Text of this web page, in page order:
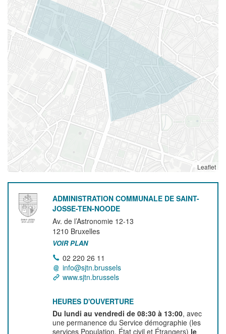
Leaflet
ADMINISTRATION COMMUNALE DE SAINT-
JOSSE-TEN-NOODE
Av. de l’Astronomie 12-13
1210 Bruxelles
VOIR PLAN
02 220 26 11
info@sjtn.brussels
www.sjtn.brussels
HEURES D'OUVERTURE
Du lundi au vendredi de 08:30 à 13:00, avec
une permanence du Service démographie (les
services Population, État civil et Étrangers) le